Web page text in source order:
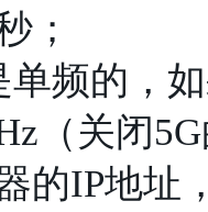
；
频的，
（关闭
的IP地址